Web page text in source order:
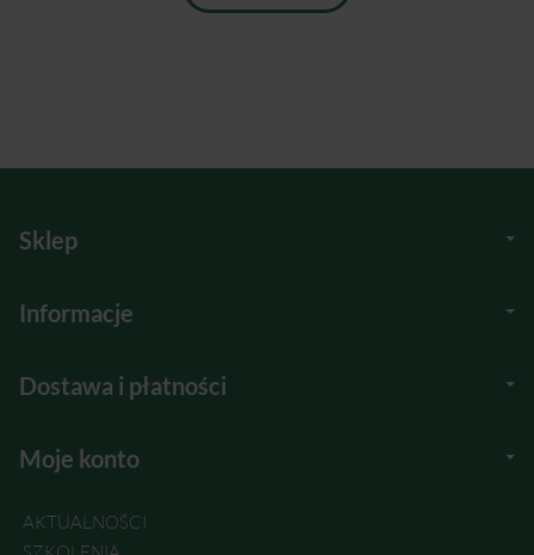
Sklep
Informacje
Dostawa i płatności
Moje konto
AKTUALNOŚCI